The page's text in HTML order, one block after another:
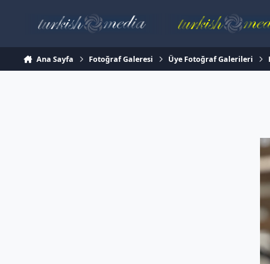
Ana Sayfa Fotoğraf Galeresi Üye Fotoğraf Galerileri